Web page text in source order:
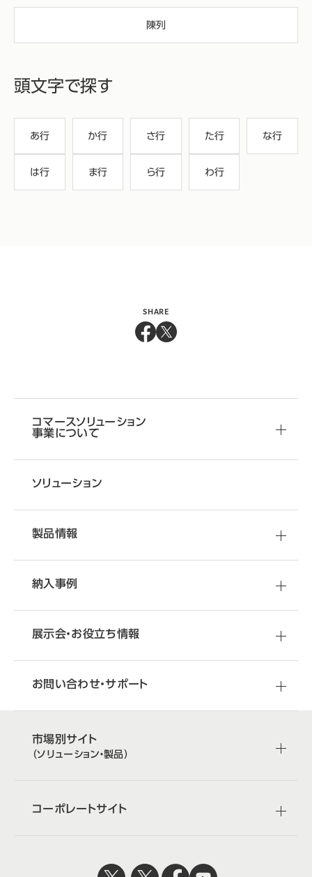
陳列
頭文字で探す
あ行 か行 さ行 た行 な行
は行 ま行 ら行 わ行
SHARE
コマースソリューション
事業について
ソリューション
製品情報
納入事例
展示会・お役立ち情報
お問い合わせ・サポート
市場別サイト
（ソリューション・製品）
コーポレートサイト